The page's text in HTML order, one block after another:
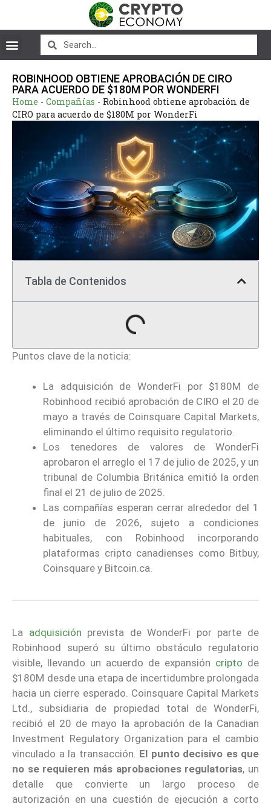
ROBINHOOD OBTIENE APROBACIÓN DE CIRO
PARA ACUERDO DE $180M POR WONDERFI
Home - Compañías - Robinhood obtiene aprobación de
CIRO para acuerdo de $180M por WonderFi
Tabla de Contenidos
Puntos clave de la noticia:
La adquisición de WonderFi por $180M de
Robinhood recibió aprobación de CIRO el 20 de
mayo a través de Coinsquare Capital Markets,
eliminando el último requisito regulatorio.
Los tenedores de valores de WonderFi
aprobaron el arreglo el 17 de julio de 2025, y un
tribunal de Columbia Británica emitió la orden
final el 21 de julio de 2025.
Las compañías esperan cerrar alrededor del 1
de junio de 2026, sujeto a condiciones
habituales, con Robinhood incorporando
plataformas cripto canadienses como Bitbuy,
Coinsquare y Bitcoin.ca.
La adquisición prevista de WonderFi por parte de
Robinhood superó su último obstáculo regulatorio
visible, llevando un acuerdo de expansión cripto de
$180M desde una etapa de incertidumbre prolongada
hacia un cierre esperado. Coinsquare Capital Markets
Ltd., subsidiaria de propiedad total de WonderFi,
recibió el 20 de mayo la aprobación de la Canadian
Investment Regulatory Organization para el cambio
vinculado a la transacción. El punto decisivo es que
no se requieren más aprobaciones regulatorias, un
detalle que convierte un largo proceso de
autorización en una cuestión de ejecución a corto